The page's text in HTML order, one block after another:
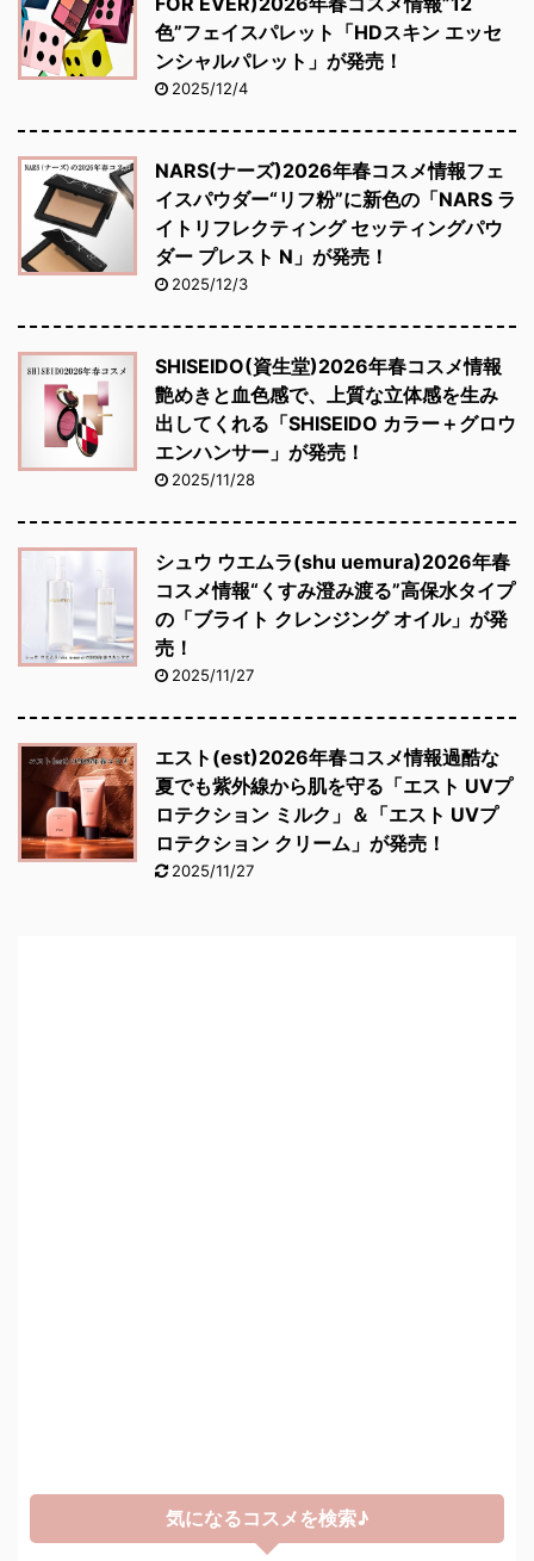
色”フェイスパレット「HDスキン エッセ
ンシャルパレット」が発売！
2025/12/4
NARS(ナーズ)2026年春コスメ情報フェ
イスパウダー“リフ粉”に新色の「NARS ラ
イトリフレクティング セッティングパウ
ダー プレスト N」が発売！
2025/12/3
SHISEIDO(資生堂)2026年春コスメ情報
艶めきと血色感で、上質な立体感を生み
出してくれる「SHISEIDO カラー＋グロウ
エンハンサー」が発売！
2025/11/28
シュウ ウエムラ(shu uemura)2026年春
コスメ情報“くすみ澄み渡る”高保水タイプ
の「ブライト クレンジング オイル」が発
売！
2025/11/27
エスト(est)2026年春コスメ情報過酷な
夏でも紫外線から肌を守る「エスト UVプ
ロテクション ミルク」＆「エスト UVプ
ロテクション クリーム」が発売！
2025/11/27
気になるコスメを検索♪